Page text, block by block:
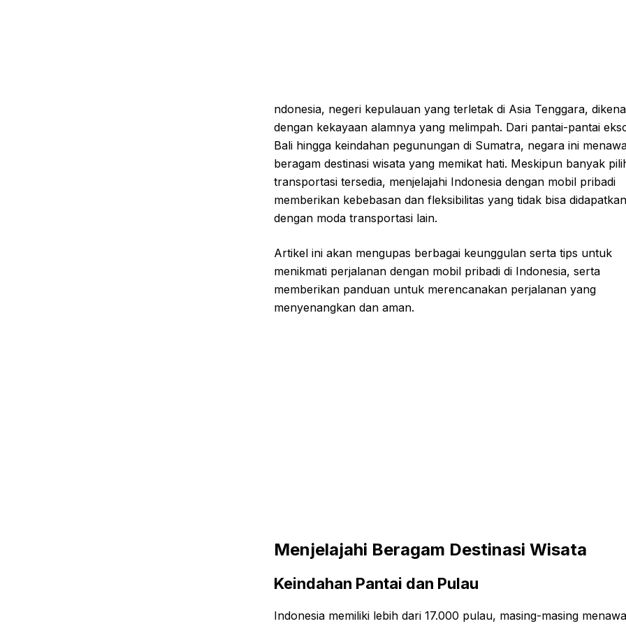
ndonesia, negeri kepulauan yang terletak di Asia Tenggara,
dengan kekayaan alamnya yang melimpah. Dari pantai-pantai
Bali hingga keindahan pegunungan di Sumatra, negara ini
beragam destinasi wisata yang memikat hati. Meskipun banyak
transportasi tersedia, menjelajahi Indonesia dengan mobil pribadi
memberikan kebebasan dan fleksibilitas yang tidak bisa didapatkan
dengan moda transportasi lain.
Artikel ini akan mengupas berbagai keunggulan serta tips untuk
menikmati perjalanan dengan mobil pribadi di Indonesia, serta
memberikan panduan untuk merencanakan perjalanan yang
menyenangkan dan aman.
Menjelajahi Beragam Destinasi Wisata
Keindahan Pantai dan Pulau
Indonesia memiliki lebih dari 17.000 pulau, masing-masing